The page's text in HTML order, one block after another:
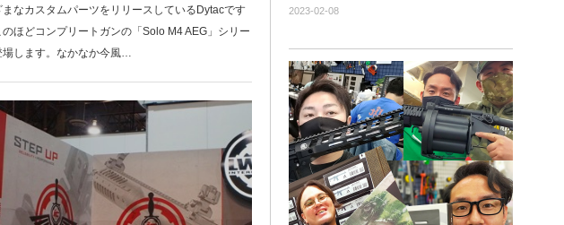
まなカスタムパーツをリリースしているDytacです
のほどコンプリートガンの「Solo M4 AEG」シリー
場します。なかなか今風…
2023-02-08